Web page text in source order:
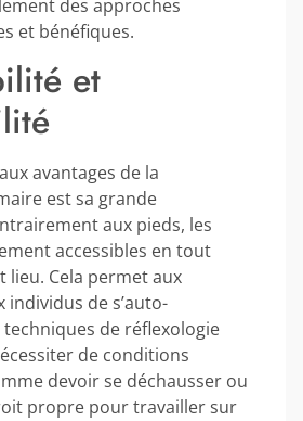
des approches
et bénéfiques.
et
avantages de la
est sa grande
aux pieds, les
accessibles en tout
lieu. Cela permet aux
individus de s’auto-
de réflexologie
de conditions
devoir se déchausser ou
propre pour travailler sur